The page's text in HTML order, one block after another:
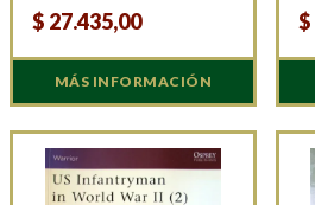
$ 27.435,00
MÁS INFORMACIÓN
$